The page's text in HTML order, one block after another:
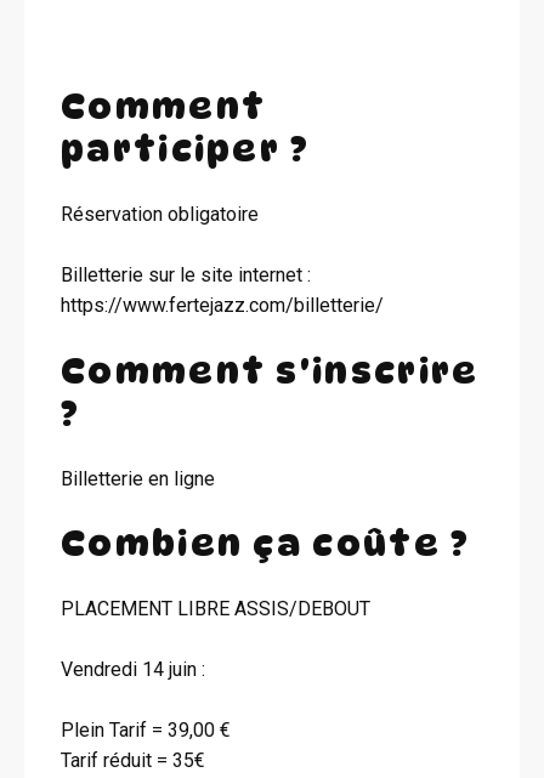
Comment
participer ?
Réservation obligatoire
Billetterie sur le site internet :
https://www.fertejazz.com/billetterie/
Comment s'inscrire
?
Billetterie en ligne
Combien ça coûte ?
PLACEMENT LIBRE ASSIS/DEBOUT
Vendredi 14 juin :
Plein Tarif = 39,00 €
Tarif réduit = 35€